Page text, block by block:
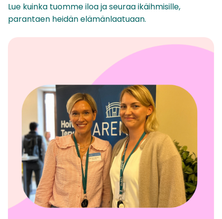
Lue kuinka tuomme iloa ja seuraa ikäihmisille,
parantaen heidän elämänlaatuaan.